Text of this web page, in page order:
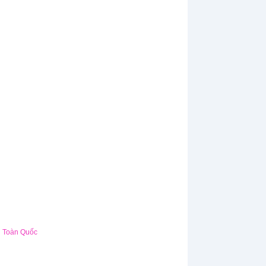
Toàn Quốc